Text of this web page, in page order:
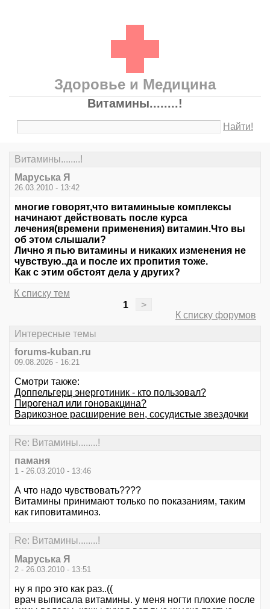
Здоровье и Медицина
Витамины........!
Найти!
Витамины........!
Маруська Я
26.03.2010 - 13:42
многие говорят,что витаминыые комплексы
начинают действовать после курса
лечения(времени применения) витамин.Что вы
об этом слышали?
Лично я пью витамины и никаких изменения не
чувствую..да и после их пропития тоже.
Как с этим обстоят дела у других?
К списку тем
1
>
К списку форумов
Интересные темы
forums-kuban.ru
09.08.2026 - 16:21
Смотри также:
Доппельгерц энерготиник - кто пользовал?
Пирогенал или гоновакцина?
Варикозное расширение вен, сосудистые звездочки
Re: Витамины........!
паманя
1 - 26.03.2010 - 13:46
А что надо чувствовать????
Витамины принимают только по показаниям, таким
как гиповитаминоз.
Re: Витамины........!
Маруська Я
2 - 26.03.2010 - 13:51
ну я про это как раз..((
врач выписала витамины. у меня ногти плохие после